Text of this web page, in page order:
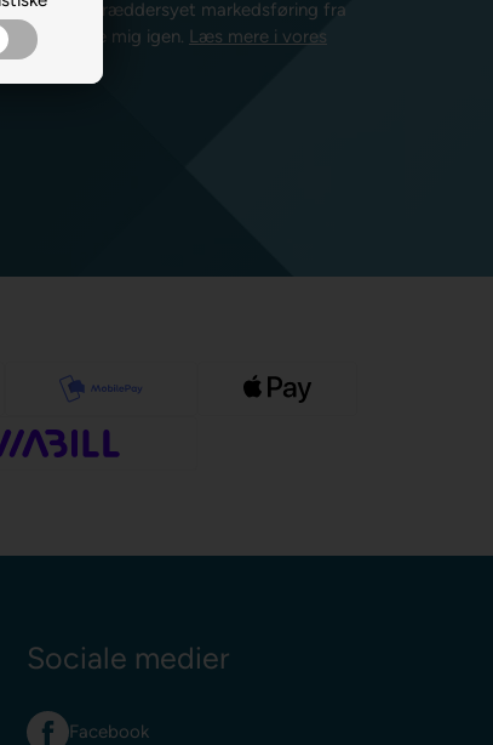
og skræddersyet markedsføring fra
tid afmelde mig igen. Læs mere i vores
Sociale medier
Facebook